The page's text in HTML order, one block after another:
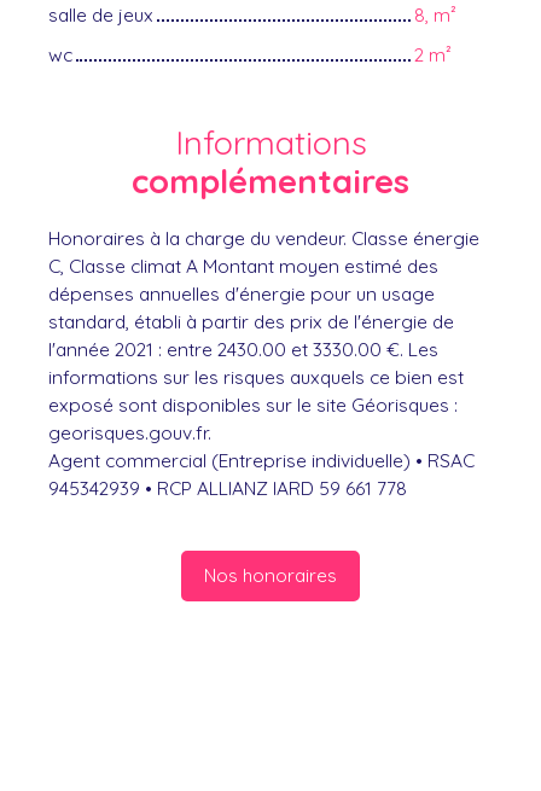
salle de jeux
8, m²
wc
2 m²
Informations
complémentaires
Honoraires à la charge du vendeur. Classe énergie
C, Classe climat A Montant moyen estimé des
dépenses annuelles d'énergie pour un usage
standard, établi à partir des prix de l'énergie de
l'année 2021 : entre 2430.00 et 3330.00 €. Les
informations sur les risques auxquels ce bien est
exposé sont disponibles sur le site Géorisques :
georisques.gouv.fr.
Agent commercial (Entreprise individuelle) • RSAC
945342939 • RCP ALLIANZ IARD 59 661 778
Nos honoraires